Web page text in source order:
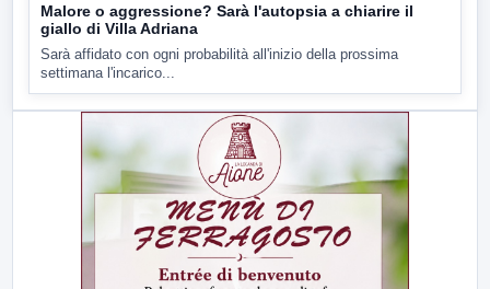
Malore o aggressione? Sarà l'autopsia a chiarire il
giallo di Villa Adriana
Sarà affidato con ogni probabilità all'inizio della prossima
settimana l'incarico...